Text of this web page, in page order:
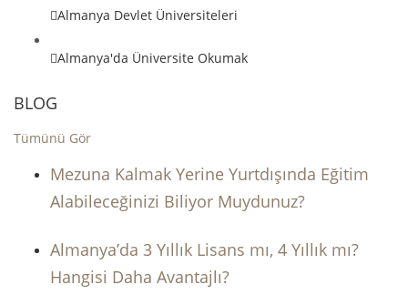
Almanya Devlet Üniversiteleri
Almanya'da Üniversite Okumak
BLOG
Tümünü Gör
Mezuna Kalmak Yerine Yurtdışında Eğitim
Alabileceğinizi Biliyor Muydunuz?
Almanya’da 3 Yıllık Lisans mı, 4 Yıllık mı?
Hangisi Daha Avantajlı?